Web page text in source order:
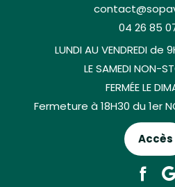
04 26 85
LUNDI AU VENDREDI de
LE SAMEDI NON-
FERMÉE LE
Fermeture à 18H30 du 1er
Accès